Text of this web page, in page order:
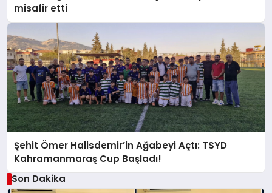
misafir etti
Şehit Ömer Halisdemir’in Ağabeyi Açtı: TSYD
Kahramanmaraş Cup Başladı!
Son Dakika